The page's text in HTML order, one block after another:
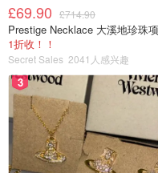
£69.90 £714.90
1折收！！
Secret Sales 2041人感兴趣
3